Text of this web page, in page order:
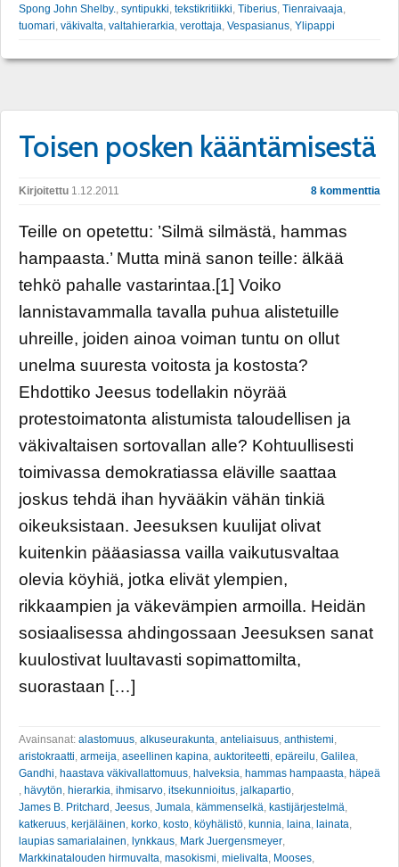
Spong John Shelby., syntipukki, tekstikritiikki, Tiberius, Tienraivaaja,
tuomari, väkivalta, valtahierarkia, verottaja, Vespasianus, Ylipappi
Toisen posken kääntämisestä
Kirjoitettu 1.12.2011 8 kommenttia
Teille on opetettu: ’Silmä silmästä, hammas
hampaasta.’ Mutta minä sanon teille: älkää
tehkö pahalle vastarintaa.[1] Voiko
lannistavammalla tavalla puhua alistetuille
uhreille, joiden ainoa voiman tuntu on ollut
unelma suuresta voitosta ja kostosta?
Ehdottiko Jeesus todellakin nöyrää
protestoimatonta alistumista taloudellisen ja
väkivaltaisen sortovallan alle? Kohtuullisesti
toimivassa demokratiassa eläville saattaa
joskus tehdä ihan hyvääkin vähän tinkiä
oikeuksistaan. Jeesuksen kuulijat olivat
kuitenkin pääasiassa vailla vaikutusvaltaa
olevia köyhiä, jotka elivät ylempien,
rikkaampien ja väkevämpien armoilla. Heidän
sosiaalisessa ahdingossaan Jeesuksen sanat
kuulostivat luultavasti sopimattomilta,
suorastaan […]
Avainsanat: alastomuus alkuseurakunta anteliaisuus anthistemi
aristokraatti armeija aseellinen kapina auktoriteetti epäreilu Galilea
Gandhi haastava väkivallattomuus halveksia hammas hampaasta häpeä
hävytön hierarkia ihmisarvo itsekunnioitus jalkapartio
James B. Pritchard Jeesus Jumala kämmenselkä kastijärjestelmä
katkeruus kerjäläinen korko kosto köyhälistö kunnia laina lainata
laupias samarialainen lynkkaus Mark Juergensmeyer
Markkinatalouden hirmuvalta masokismi mielivalta Mooses